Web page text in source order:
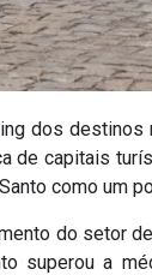
dos destinos
de capitais
como um
do setor
superou a